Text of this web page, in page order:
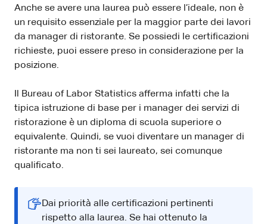
Anche se avere una laurea può essere l’ideale, non è
un requisito essenziale per la maggior parte dei lavori
da manager di ristorante. Se possiedi le certificazioni
richieste, puoi essere preso in considerazione per la
posizione.
Il Bureau of Labor Statistics afferma infatti che la
tipica istruzione di base per i manager dei servizi di
ristorazione è un diploma di scuola superiore o
equivalente. Quindi, se vuoi diventare un manager di
ristorante ma non ti sei laureato, sei comunque
qualificato.
Dai priorità alle certificazioni pertinenti
rispetto alla laurea. Se hai ottenuto la